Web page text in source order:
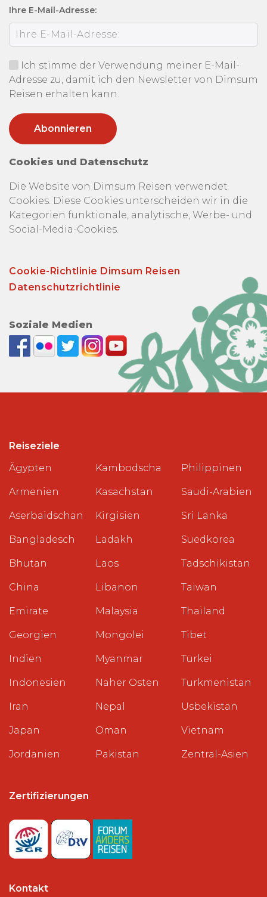
Ihre E-Mail-Adresse:
Ich stimme der Verwendung meiner E-Mail-
Adresse zu, damit ich den Newsletter von Dimsum
Reisen erhalten kann.
Cookies und Datenschutz
Die Website von Dimsum Reisen verwendet
Cookies. Diese Cookies unterscheiden wir in die
Kategorien funktionale, analytische, Werbe- und
Social-Media-Cookies.
Cookie-Richtlinie Dimsum Reisen
Datenschutzrichtlinie
Soziale Medien
Reiseziele
Ägypten
Armenien
Aserbaidschan
Bangladesch
Bhutan
China
Emirate
Georgien
Indien
Indonesien
Iran
Japan
Jordanien
Kambodscha
Kasachstan
Kirgisien
Ladakh
Laos
Libanon
Malaysia
Mongolei
Myanmar
Naher Osten
Nepal
Oman
Pakistan
Philippinen
Saudi-Arabien
Sri Lanka
Suedkorea
Tadschikistan
Taiwan
Thailand
Tibet
Türkei
Turkmenistan
Usbekistan
Vietnam
Zentral-Asien
Zertifizierungen
Kontakt